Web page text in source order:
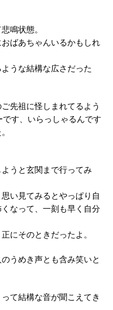
鳴状態。
ばあちゃんいるかもしれ
うな結構な広さだった
先祖に怪しまれてるよう
す、いらっしゃるんです
うと玄関まで行ってみ
い見てみるとやっぱり自
なって、一刻も早く自分
にそのときだったよ。
うめき声とも含み笑いと
て結構な音が聞こえてき